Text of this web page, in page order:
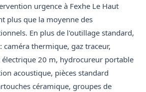
urgence à Fexhe Le Haut
plus que la moyenne des
En plus de l'outillage standard,
caméra thermique, gaz traceur,
20 m, hydrocureur portable
acoustique, pièces standard
céramique, groupes de